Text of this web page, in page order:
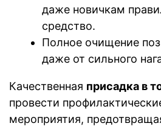
даже новичкам
средство.
Полное очищение
даже от сильного
Качественная присадка в
провести
мероприятия,